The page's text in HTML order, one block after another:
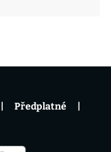
Předplatné